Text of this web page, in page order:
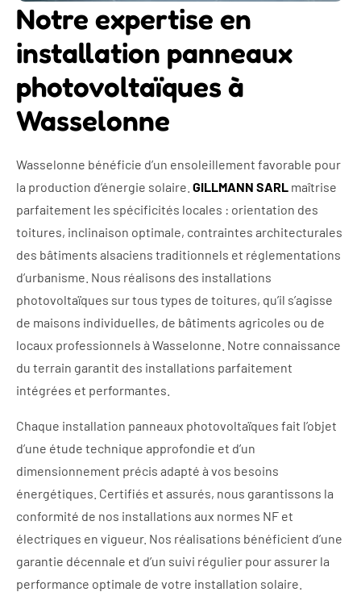
Notre expertise en
installation panneaux
photovoltaïques à
Wasselonne
Wasselonne bénéficie d’un ensoleillement favorable pour
la production d’énergie solaire. GILLMANN SARL maîtrise
parfaitement les spécificités locales : orientation des
toitures, inclinaison optimale, contraintes architecturales
des bâtiments alsaciens traditionnels et réglementations
d’urbanisme. Nous réalisons des installations
photovoltaïques sur tous types de toitures, qu’il s’agisse
de maisons individuelles, de bâtiments agricoles ou de
locaux professionnels à Wasselonne. Notre connaissance
du terrain garantit des installations parfaitement
intégrées et performantes.
Chaque installation panneaux photovoltaïques fait l’objet
d’une étude technique approfondie et d’un
dimensionnement précis adapté à vos besoins
énergétiques. Certifiés et assurés, nous garantissons la
conformité de nos installations aux normes NF et
électriques en vigueur. Nos réalisations bénéficient d’une
garantie décennale et d’un suivi régulier pour assurer la
performance optimale de votre installation solaire.